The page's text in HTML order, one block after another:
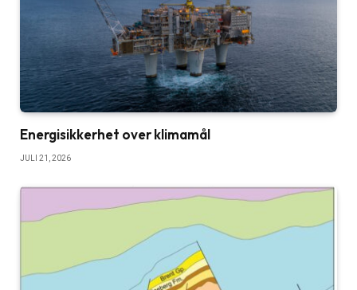
Energisikkerhet over klimamål
JULI 21, 2026